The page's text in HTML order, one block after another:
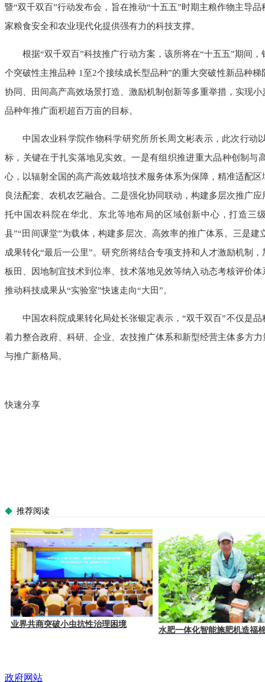
暨“双千双百”行动发布会，旨在推动“十五五”时期主粮作物主导
家粮食安全和农业现代化提供强有力的科技支撑。
根据“双千双百”科技推广行动方案，该所将在“十五五”期间
个突破性主推品种 1至2个接续成长型品种”的重大突破性新品种
协同、田间高产高效场景打造、激励机制创新等多重举措，实现
品种年推广面积超百万亩的目标。
中国农业科学院作物科学研究所所长周文彬表示，此次行动
标，关键在于扎实落地见实效。一是有组织推进重大品种创制与
心，以辐射全国的高产高效栽培技术服务体系为保障，精准适配
良法配套、农机农艺融合。二是强化协同联动，构建多层次推广
托中国农科院在华北、东北等地布局的区域创新中心，打造三
县”“田间课堂”为载体，构建多层次、高效率的推广体系。三是
成果转化“最后一公里”。研究所将结合专项支持和人才激励机制
板田、因地制宜技术到位率、技术落地见效等纳入动态考核评价
推动科技成果从“实验室”快速走向“大田”。
中国农科院成果转化局处长张银定表示，“双千双百”不仅是
着力整合政府、科研、企业、农技推广体系和新型经营主体多方
与推广新格局。
快速分享
推荐阅读
业界共商突破小虫抗性治理困境
水肥一体化智能施肥机造福
政府网站